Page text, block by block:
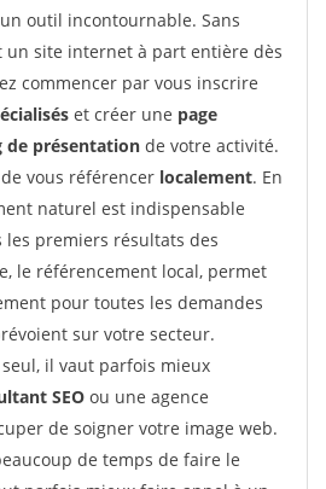
outil incontournable. Sans
un site internet à part entière dès
commencer par vous inscrire
et créer une page
de présentation de votre activité.
vous référencer localement. En
naturel est indispensable
premiers résultats des
le référencement local, permet
pour toutes les demandes
sur votre secteur.
il vaut parfois mieux
SEO ou une agence
de soigner votre image web.
de temps de faire le